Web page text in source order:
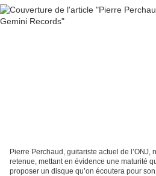
Pierre Perchaud, guitariste actuel de l’ONJ,
retenue, mettant en évidence une maturité
proposer un disque qu’on écoutera pour